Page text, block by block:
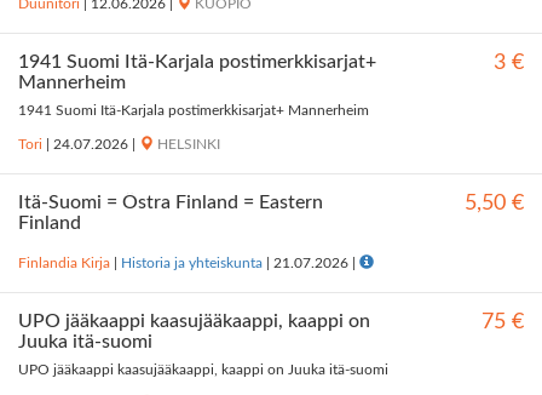
Duunitori 12.06.2026 KUOPIO
1941 Suomi Itä-Karjala postimerkkisarjat+
Mannerheim
3 €
1941 Suomi Itä-Karjala postimerkkisarjat+ Mannerheim
Tori 24.07.2026 HELSINKI
Itä-Suomi = Östra Finland = Eastern
Finland
5,50 €
Finlandia Kirja Historia ja yhteiskunta 21.07.2026
UPO jääkaappi kaasujääkaappi, kaappi on
Juuka itä-suomi
75 €
UPO jääkaappi kaasujääkaappi, kaappi on Juuka itä-suomi